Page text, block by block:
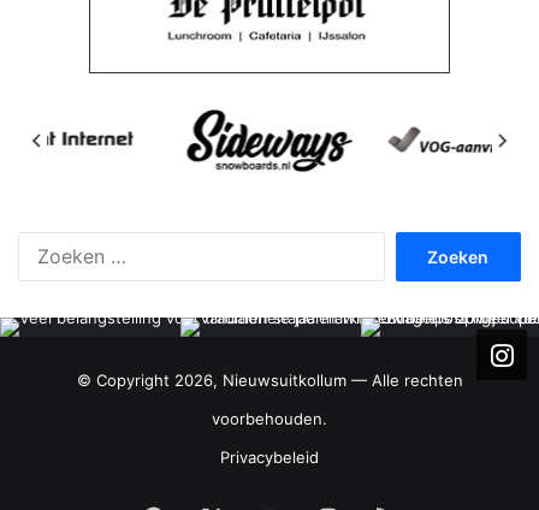
© Copyright 2026, Nieuwsuitkollum — Alle rechten
voorbehouden.
Privacybeleid